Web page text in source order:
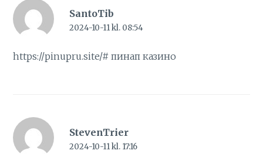
SantoTib
2024-10-11 kl. 08:54
https://pinupru.site/# пинап казино
StevenTrier
2024-10-11 kl. 17:16